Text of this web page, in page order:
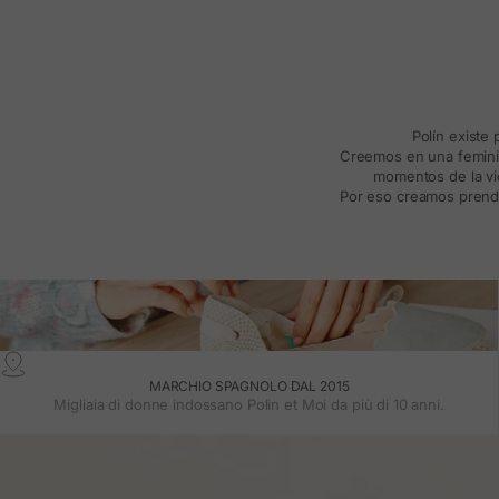
Polín existe
Creemos en una
momentos de la
Por eso creamos
MARCHIO SPAGNOLO DAL 2015
Migliaia di donne indossano Polin et Moi da più di 10 anni.